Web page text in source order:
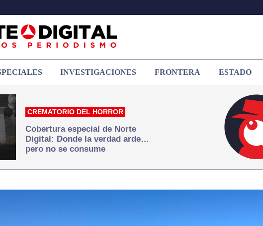
INVESTIGACIONES FRONTERA ESTADO
CREMATORIO DEL HORROR
Cobertura especial de Norte
Digital: Donde la verdad arde…
pero no se consume